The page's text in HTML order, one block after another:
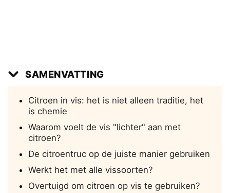
SAMENVATTING
Citroen in vis: het is niet alleen traditie, het
is chemie
Waarom voelt de vis "lichter" aan met
citroen?
De citroentruc op de juiste manier gebruiken
Werkt het met alle vissoorten?
Overtuigd om citroen op vis te gebruiken?